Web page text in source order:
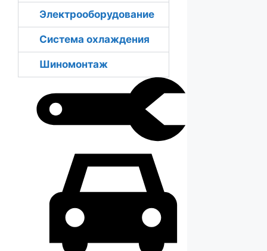
Электрооборудование
Система охлаждения
Шиномонтаж